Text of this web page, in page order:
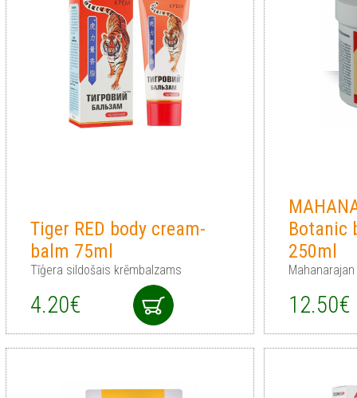
Tiger RED body cream-
balm 75ml
Tīģera sildošais krēmbalzams
4.20€
Botanic
250ml
12.50€